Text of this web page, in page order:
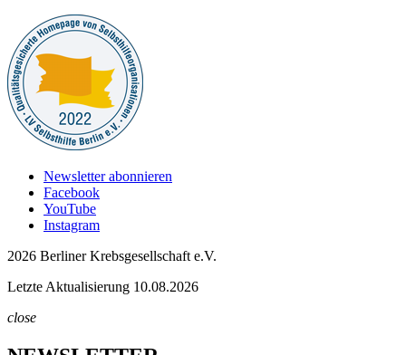
Newsletter abonnieren
Facebook
YouTube
Instagram
2026 Berliner Krebsgesellschaft e.V.
Letzte Aktualisierung 10.08.2026
close